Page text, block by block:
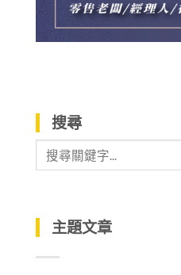
搜尋
主題文章